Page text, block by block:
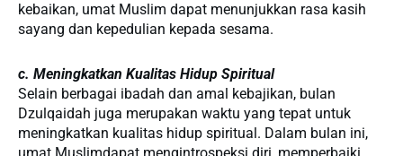
kebaikan, umat Muslim dapat menunjukkan rasa kasih
sayang dan kepedulian kepada sesama.
c. Meningkatkan Kualitas Hidup Spiritual
Selain berbagai ibadah dan amal kebajikan, bulan
Dzulqaidah juga merupakan waktu yang tepat untuk
meningkatkan kualitas hidup spiritual. Dalam bulan ini,